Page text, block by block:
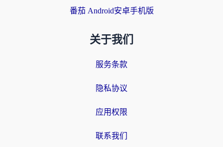
番茄 Android安卓手机版
关于我们
服务条款
隐私协议
应用权限
联系我们